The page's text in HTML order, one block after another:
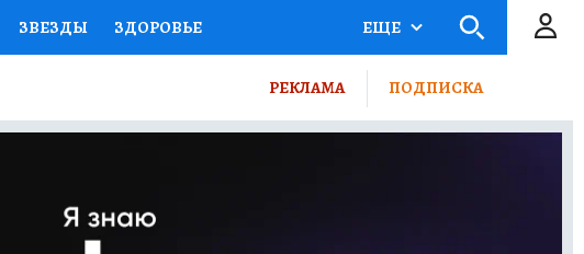
ЗВЕЗДЫ ЗДОРОВЬЕ
СЕКРЕТЫ ПУТЕВОДИТЕЛЬ
ЕЩЕ
РЕКЛАМА ПОДПИСКА